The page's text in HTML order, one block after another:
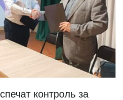
контроль за